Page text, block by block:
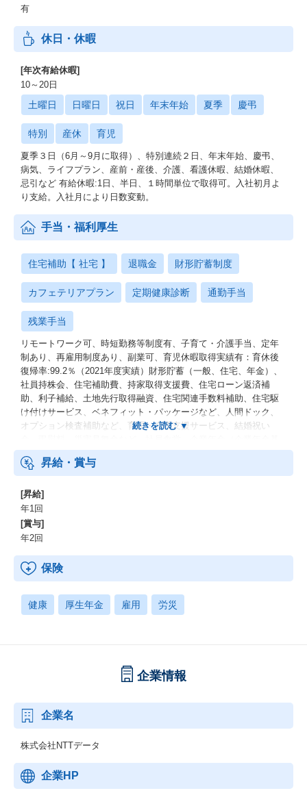
有
休日・休暇
[年次有給休暇]
10～20日
土曜日 日曜日 祝日 年末年始 夏季 慶弔
特別 産休 育児
夏季３日（6月～9月に取得）、特別連続２日、年末年始、慶弔、
病気、ライフプラン、産前・産後、介護、看護休暇、結婚休暇、
忌引など 有給休暇:1日、半日、１時間単位で取得可。入社初月よ
り支給。入社月により日数変動。
手当・福利厚生
住宅補助【 社宅 】 退職金 財形貯蓄制度
カフェテリアプラン 定期健康診断 通勤手当
残業手当
リモートワーク可、時短勤務等制度有、子育て・介護手当、定年
制あり、再雇用制度あり、副業可、育児休暇取得実績有：育休後
復帰率:99.2％（2021年度実績）財形貯蓄（一般、住宅、年金）、
社員持株会、住宅補助費、持家取得支援費、住宅ローン返済補
助、利子補給、土地先行取得融資、住宅関連手数料補助、住宅駆
け付けサービス、ベネフィット・パッケージなど、人間ドック、
オプション検査補助など、育児・介護支援サービス、結婚祝い
金、確定拠出年金）、電気通信共済会(個人年金、遺児育英基金)
昇給・賞与
[昇給]
年1回
[賞与]
年2回
保険
健康 厚生年金 雇用 労災
企業情報
企業名
株式会社NTTデータ
企業HP